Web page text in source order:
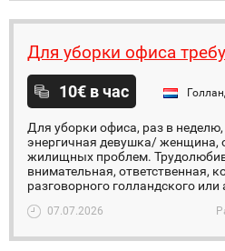
Для уборки офиса
10€ в час
Для уборки офиса, раз в неделю,
энергичная девушка/ женщина,
жилищных проблем.
внимательная, ответственная,
разговорного голландского или
07.07.2026